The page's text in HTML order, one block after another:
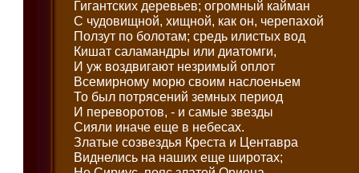
Гигантских деревьев; огромный кайман
С чудовищной, хищной, как он, черепахой
Ползут по болотам; средь илистых вод
Кишат саламандры или диатомги,
И уж воздвигают незримый оплот
Всемирному морю своим наслоеньем
То был потрясений земных период
И переворотов, - и самые звезды
Сияли иначе еще в небесах.
Златые созвездья Креста и Центавра
Виднелись на наших еще широтах;